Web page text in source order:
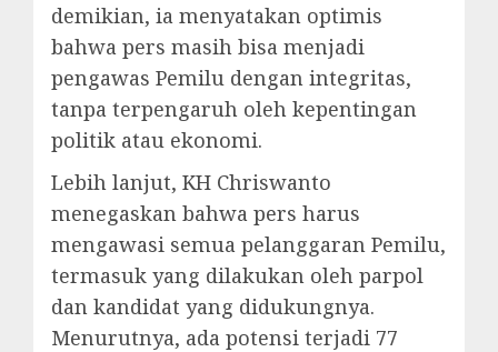
demikian, ia menyatakan optimis
bahwa pers masih bisa menjadi
pengawas Pemilu dengan integritas,
tanpa terpengaruh oleh kepentingan
politik atau ekonomi.
Lebih lanjut, KH Chriswanto
menegaskan bahwa pers harus
mengawasi semua pelanggaran Pemilu,
termasuk yang dilakukan oleh parpol
dan kandidat yang didukungnya.
Menurutnya, ada potensi terjadi 77